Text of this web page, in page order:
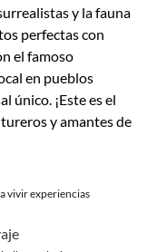
y la fauna
perfectas con
el famoso
en pueblos
único. ¡Este es el
y amantes de
vivir experiencias